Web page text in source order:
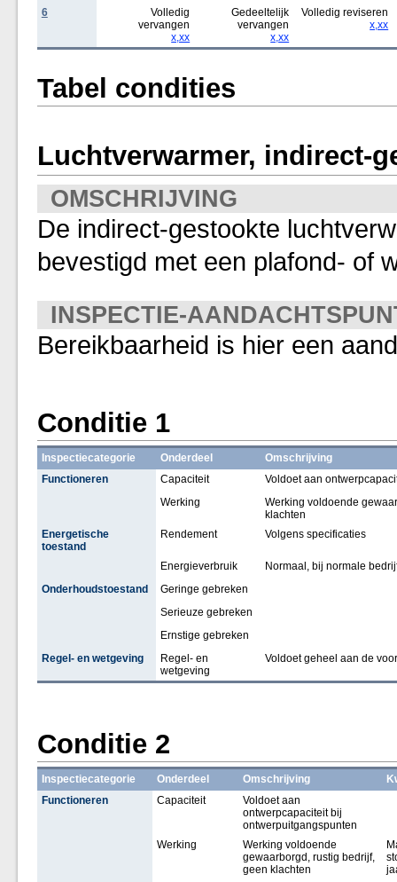
6
Volledig
vervangen
x,xx
Gedeeltelijk
vervangen
x,xx
Volledig reviseren
x,xx
Tabel condities
Luchtverwarmer, indirect-
OMSCHRIJVING
De indirect-gestookte
bevestigd met een plafond- of
INSPECTIE-
Bereikbaarheid is hier een
Conditie 1
Inspectiecategorie Onderdeel
Omschrijving
Functioneren
Capaciteit
Voldoet aan
Werking
Werking voldoende
klachten
Energetische
toestand
Rendement Volgens specificaties
Energieverbruik
Normaal, bij normale
Onderhoudstoestand
Geringe gebreken
Serieuze gebreken
Ernstige gebreken
Regel- en wetgeving
Regel- en
wetgeving
Voldoet geheel aan de
Conditie 2
Inspectiecategorie Onderdeel Omschrijving
Functioneren
Capaciteit
Voldoet aan
ontwerpcapaciteit bij
ontwerpuitgangspunten
Werking
Werking voldoende
gewaarborgd, rustig bedrijf,
geen klachten